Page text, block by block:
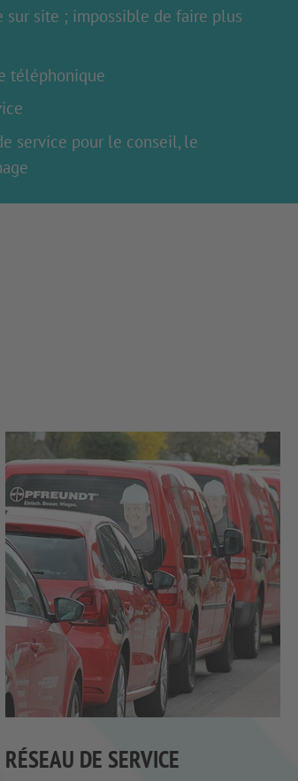
sur site ; impossible de faire plus
téléphonique
service pour le conseil, le
RÉSEAU DE SERVICE